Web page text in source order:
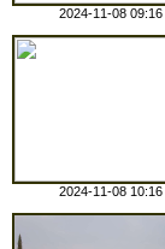
2024-11-08 09:16
2024-11-08 10:16